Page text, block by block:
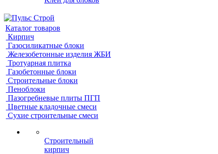
Каталог товаров
Кирпич
Газосиликатные блоки
Железобетонные изделия ЖБИ
Тротуарная плитка
Газобетонные блоки
Строительные блоки
Пеноблоки
Пазогребневые плиты ПГП
Цветные кладочные смеси
Сухие строительные смеси
Строительный
кирпич